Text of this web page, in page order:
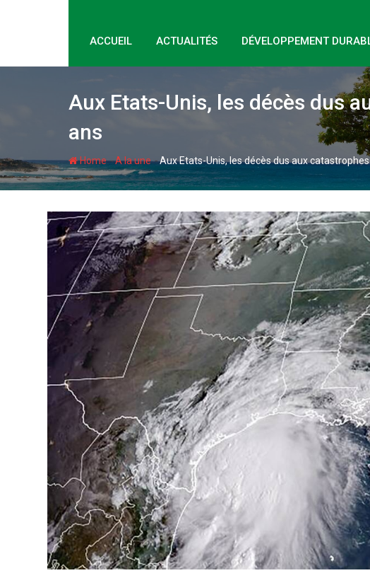
ACCUEIL ACTUALITÉS DÉVELOPPEMENT
Aux Etats-Unis, les décès dus
ans
Home-A la une-Aux Etats-Unis, les décès dus aux